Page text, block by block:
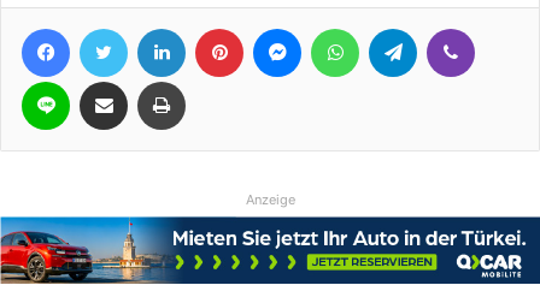
FacebookTwitter LinkedIn Pinterest MessengerWhatsAppTelegram
Line Teile per E-Mail Drucken
Anzeige